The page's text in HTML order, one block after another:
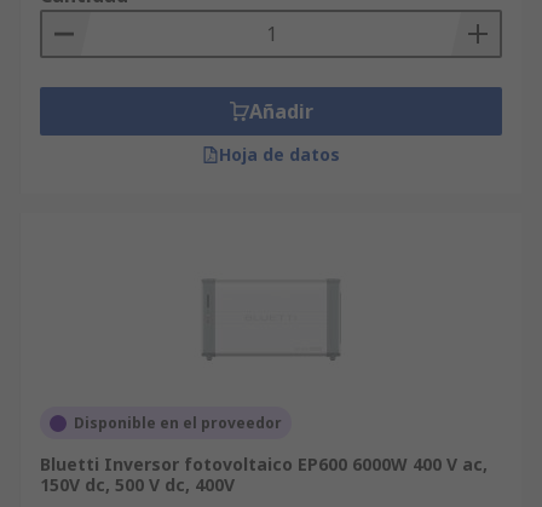
compromiso con la excelencia es absoluto.
Añadir
Hoja de datos
Disponible en el proveedor
Bluetti Inversor fotovoltaico EP600 6000W 400 V ac,
150V dc, 500 V dc, 400V